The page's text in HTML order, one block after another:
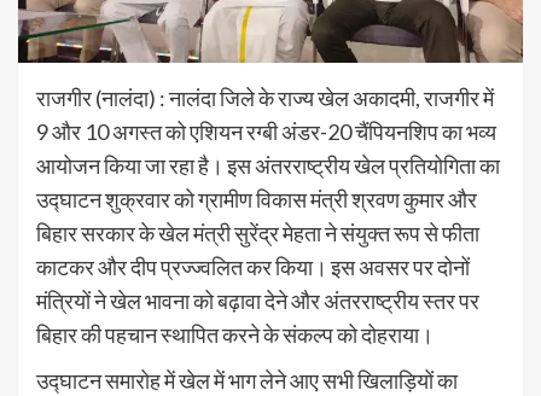
राजगीर (नालंदा) : नालंदा जिले के राज्य खेल अकादमी, राजगीर में
9 और 10 अगस्त को एशियन रग्बी अंडर-20 चैंपियनशिप का भव्य
आयोजन किया जा रहा है। इस अंतरराष्ट्रीय खेल प्रतियोगिता का
उद्घाटन शुक्रवार को ग्रामीण विकास मंत्री श्रवण कुमार और
बिहार सरकार के खेल मंत्री सुरेंद्र मेहता ने संयुक्त रूप से फीता
काटकर और दीप प्रज्ज्वलित कर किया। इस अवसर पर दोनों
मंत्रियों ने खेल भावना को बढ़ावा देने और अंतरराष्ट्रीय स्तर पर
बिहार की पहचान स्थापित करने के संकल्प को दोहराया।
उद्घाटन समारोह में खेल में भाग लेने आए सभी खिलाड़ियों का